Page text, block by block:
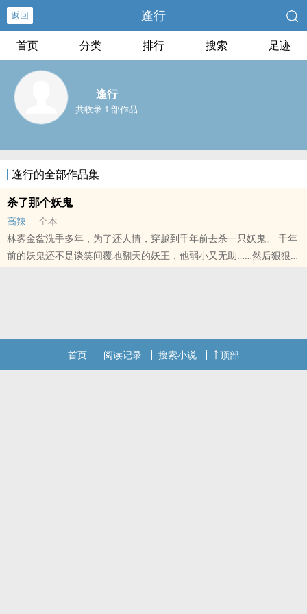
返回 逢行
首页 分类 排行 搜索 足迹
逢行
共收录 1 部作品
逢行的全部作品集
杀了那个妖鬼
高辣
全本
林雾金盆洗手多年，为了还人情，穿越到千年前去杀一只妖鬼。 千年
前的妖鬼还不是谈笑间覆地翻天的妖王，他弱小又无助……然后狠狠阴
首页 阅读记录 搜索小说 顶部